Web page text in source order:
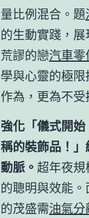
量比例混合。題
的生動實踐，
荒謬的戀汽車
學與心靈的極
作為，更為不
強化「儀式開
稱的裝飾品！」
動脈。 超年夜
的聰明與效能
的茂盛需油氣